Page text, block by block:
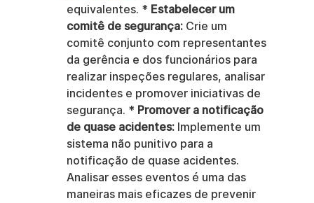
equivalentes. * Estabelecer um
comitê de segurança: Crie um
comitê conjunto com representantes
da gerência e dos funcionários para
realizar inspeções regulares, analisar
incidentes e promover iniciativas de
segurança. * Promover a notificação
de quase acidentes: Implemente um
sistema não punitivo para a
notificação de quase acidentes.
Analisar esses eventos é uma das
maneiras mais eficazes de prevenir